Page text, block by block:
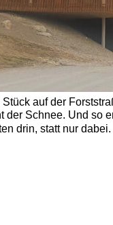
auf der
der Schnee. Und so
drin, statt nur